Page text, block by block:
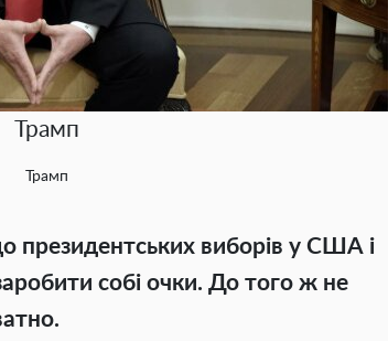
Трамп
Трамп
президентських виборів у США і
собі очки. До того ж не